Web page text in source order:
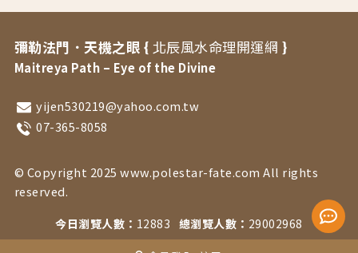
彌勒法門．天機之眼 { 北辰風水命理開運網 }
Maitreya Path – Eye of the Divine
yijen530219@yahoo.com.tw
07-365-8058
© Copyright 2025 www.polestar-fate.com All rights
reserved.
今日瀏覽人數： 12883 總瀏覽人數： 29002968